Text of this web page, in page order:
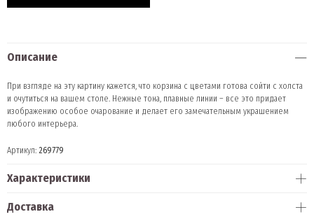
Описание
При взгляде на эту картину кажется, что корзина с цветами готова сойти с холста
и очутиться на вашем столе. Нежные тона, плавные линии – все это придает
изображению особое очарование и делает его замечательным украшением
любого интерьера.
Артикул: 269779
Характеристики
Доставка